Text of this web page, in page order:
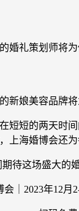
礼策划师将
娘美容品牌
短短的两天
海婚博会还
待这场盛大的